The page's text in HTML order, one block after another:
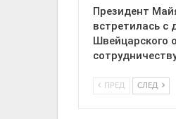
Президент
встретилась с
Швейцарского
ПРЕД СЛЕД